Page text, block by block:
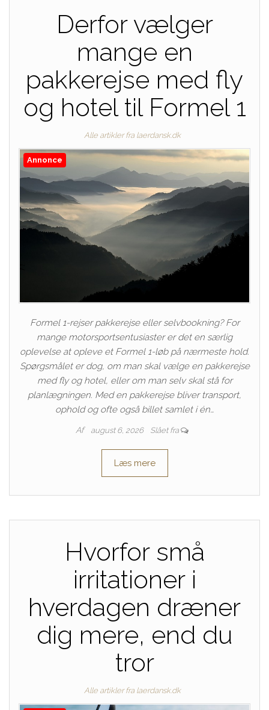
Derfor vælger
mange en
pakkerejse med fly
og hotel til Formel 1
Alle artikler fra laerdansk.dk
Annonce
Formel 1-rejser pakkerejse eller selvbookning? For
mange motorsportsentusiaster er det en særlig
oplevelse at opleve et Formel 1-løb på nærmeste hold.
Spørgsmålet er dog, om man skal vælge en pakkerejse
med fly og hotel, eller om man selv skal stå for
planlægningen. Med en pakkerejse bliver transport,
ophold og ofte også billet samlet i én…
Af august 6, 2026 Slået fra
Læs mere
Hvorfor små
irritationer i
hverdagen dræner
dig mere, end du
tror
Alle artikler fra laerdansk.dk